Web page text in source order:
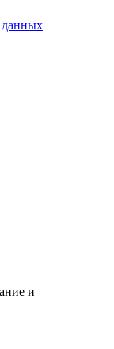
данных
и